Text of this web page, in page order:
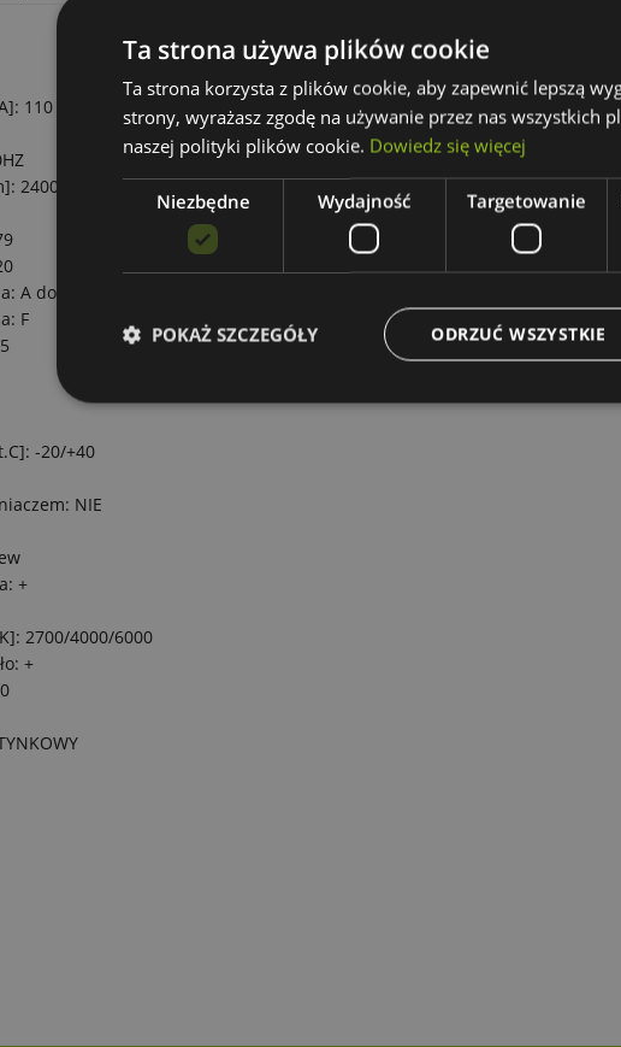
110
2400
A do A++
F
-20/+40
NIE
+
2700/4000/6000
+
Ta strona używa plików cookie
Ta strona korzysta z plików cookie, aby zapewnić lepszą
strony, wyrażasz zgodę na używanie przez nas wszystkich
naszej polityki plików cookie. Dowiedz się więcej
Niezbędne Wydajność Targetowanie
ODRZUĆ WSZYSTKIE
POKAŻ SZCZEGÓŁY